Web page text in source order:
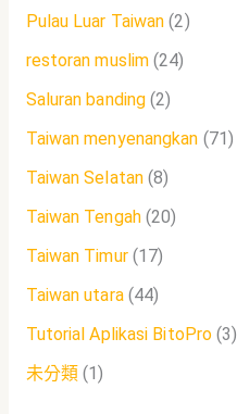
Pulau Luar Taiwan (2)
restoran muslim (24)
Saluran banding (2)
Taiwan menyenangkan (71)
Taiwan Selatan(8)
Taiwan Tengah(20)
Taiwan Timur(17)
Taiwan utara(44)
Tutorial Aplikasi BitoPro (3)
未分類(1)